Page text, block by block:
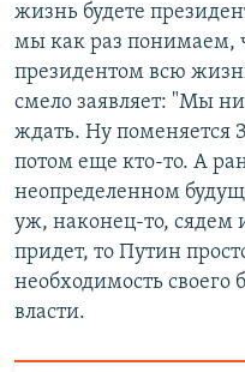
жизнь будете
мы как раз понимаем,
президентом всю
смело заявляет: "Мы
ждать. Ну поменяется
потом еще кто-то. А
неопределенном
уж, наконец-то, сядем
придет, то Путин
необходимость своего
власти.